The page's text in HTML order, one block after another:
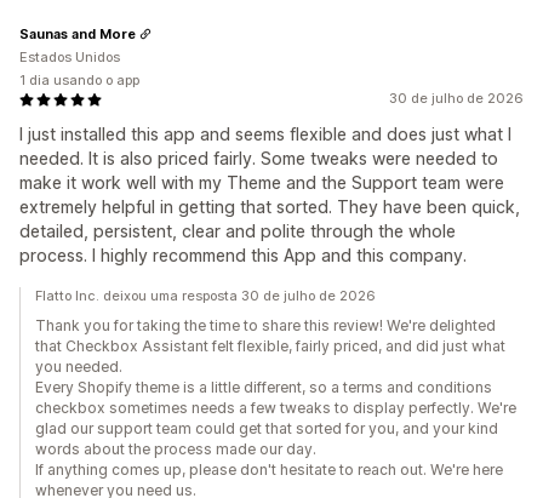
30 de julho de 2026
I just installed this app and seems flexible and does just what I
needed. It is also priced fairly. Some tweaks were needed to
make it work well with my Theme and the Support team were
extremely helpful in getting that sorted. They have been quick,
detailed, persistent, clear and polite through the whole
process. I highly recommend this App and this company.
Saunas and More
Estados Unidos
1 dia usando o app
Flatto Inc. deixou uma resposta 30 de julho de 2026
Thank you for taking the time to share this review! We're delighted
that Checkbox Assistant felt flexible, fairly priced, and did just what
you needed.
Every Shopify theme is a little different, so a terms and conditions
checkbox sometimes needs a few tweaks to display perfectly. We're
glad our support team could get that sorted for you, and your kind
words about the process made our day.
If anything comes up, please don't hesitate to reach out. We're here
whenever you need us.